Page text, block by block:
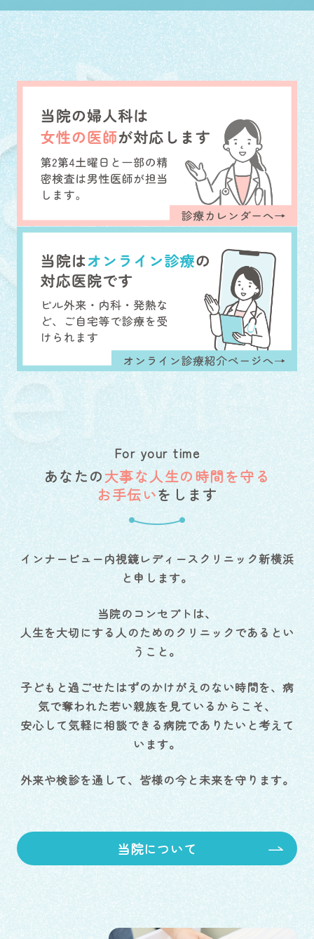
For your time
あなたの大事な人生の時間を守る
お手伝いをします
インナービュー内視鏡レディースクリニック新横浜
と申します。
当院のコンセプトは、
人生を大切にする人のためのクリニックであるとい
うこと。
子どもと過ごせたはずのかけがえのない時間を、病
気で奪われた若い親族を見ているからこそ、
安心して気軽に相談できる病院でありたいと考えて
います。
外来や検診を通して、皆様の今と未来を守ります。
当院について